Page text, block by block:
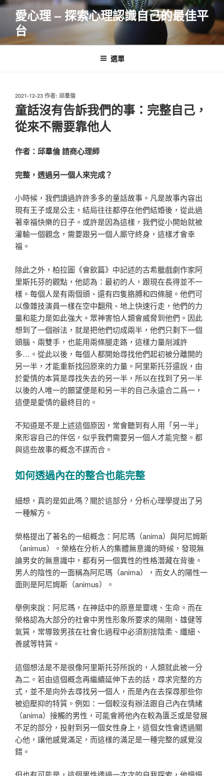
跳
要
愛心理 – 探索心理認識自己的最佳平
台
選單
發
佈
於
2021-12-23 作者: 邱羣倫
童話沒有告訴我們的事：完整自己，
從來不需要靠他人
作者：邱羣倫 諮商心理師
完整，透過另一個人來完成？
小時候，我們讀過許許多多的童話故事。凡是故事內容出
現有王子或是公主，結局往往都停在他們結婚後，從此過
著幸福快樂的日子。或許是因為這樣，我們從小開始就被
灌輸一個觀念，需要跟另一個人廝守終身，這樣才會幸
福。
除此之外， 柏拉圖 《會飲篇》中記述的古希臘戲劇作家阿
里斯托芬的觀點，他認為：最初的人，跟現在長得並不一
樣。每個人是有兩個頭、還有四隻胳膊和四條腿。他們可
以像雜技演員一樣在空中翻飛、地上快速行走，他們的力
量和能力是如此強大。眾神害怕人類會威脅到他們。因此
想到了一個辦法，就是把他們切成兩半，他們只剩下一個
頭腦、兩雙手，也能用兩條腿走路，這樣力量削減許
多… 。 從此以後，每個人都開始尋找他們起初被分離開的
另一半，才能重新找回原來的力量。阿里斯托芬還說，由
於愛情的本質是尋找失去的另一半，所以在找到了另一半
以後的人唯一的願望便是和另一半的自己永遠合二爲一，
這便是愛情的最終目的。
不知道是不是上述這個原因， 常會聽到有人用「另一半」
來形容自己的伴侶，似乎我們需要另一個人才能完整。都
與這些故事的概念不謀而合。
如何透過內在的整合也能完整
細想，真的是如此嗎？關於這部分， 分析心理學提出了另
一種解方。
榮格提出了著名的一組概念：阿尼瑪（anima）與阿尼姆斯
（animus）。 榮格在分析人的集體無意識的時候，發現無
論男女的無意識中，都有另一個異性的性格潛藏在背後。
男人的陰性的一面稱為阿尼瑪（anima），而女人的陽性一
面則是阿尼姆斯（animus）。
舉例來說： 阿尼瑪，在神話中的原意是靈魂、生命。而在
榮格認為大部分的社會中男性形象所要求的陽剛、雄健等
氣質，常導致男孩在社會化過程中必須割捨陰柔、纖細、
善感等特質。
這個想法是不是很像阿里斯托芬所說的，人類就此被一分
為二。若由這個概念再繼續延伸下去的話，尋求完整的方
式，並不是向外去尋找另一個人，而是內在去探尋那些你
被迫壓抑的特質。 例如：一個較沒有辦法跟自己內在情緒
（anima）接觸的男性，可能會將他內在較為匱乏或是發展
不足的部分，投射到另一個女性身上，這個女性會透過關
心他，讓他感覺滿足，而這樣的滿足是一種完整的感覺沒
錯。